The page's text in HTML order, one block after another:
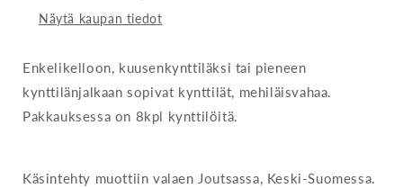
Näytä kaupan tiedot
Enkelikelloon, kuusenkynttiläksi tai pieneen
kynttilänjalkaan sopivat kynttilät, mehiläisvahaa.
Pakkauksessa on 8kpl kynttilöitä.
Käsintehty muottiin valaen Joutsassa, Keski-Suomessa.